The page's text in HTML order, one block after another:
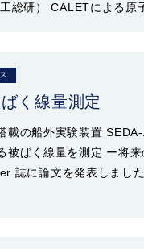
総研） CALETによる
く線量測定
載の船外実験装置
被ばく線量を測定 ー将
誌に論文を発表しまし